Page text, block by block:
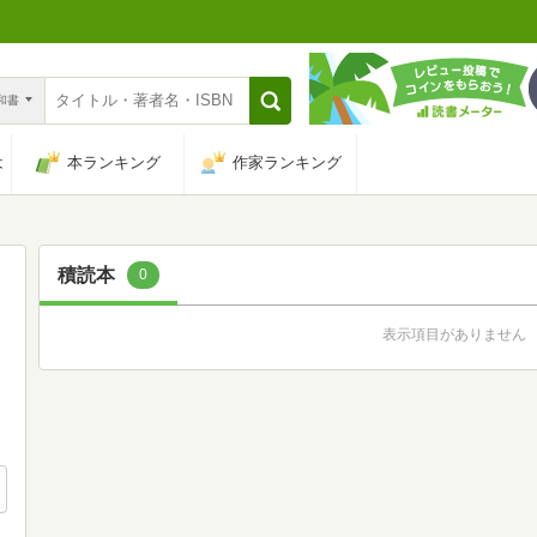
書
本ランキング 作家ランキング
積読本 0
表示項目がありません